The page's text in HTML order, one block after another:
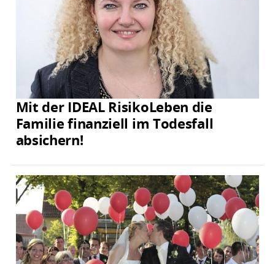
Mit der IDEAL RisikoLeben die
Familie finanziell im Todesfall
absichern!